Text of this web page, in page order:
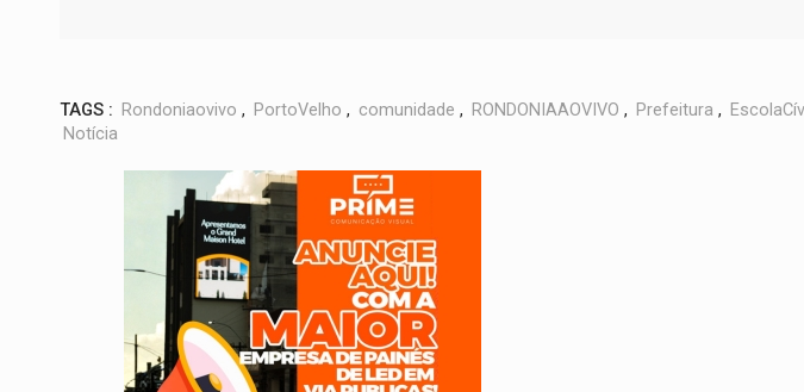
TAGS : Rondoniaovivo , PortoVelho , comunidade , RONDONIAAOVIVO , Prefeitura ,
Notícia